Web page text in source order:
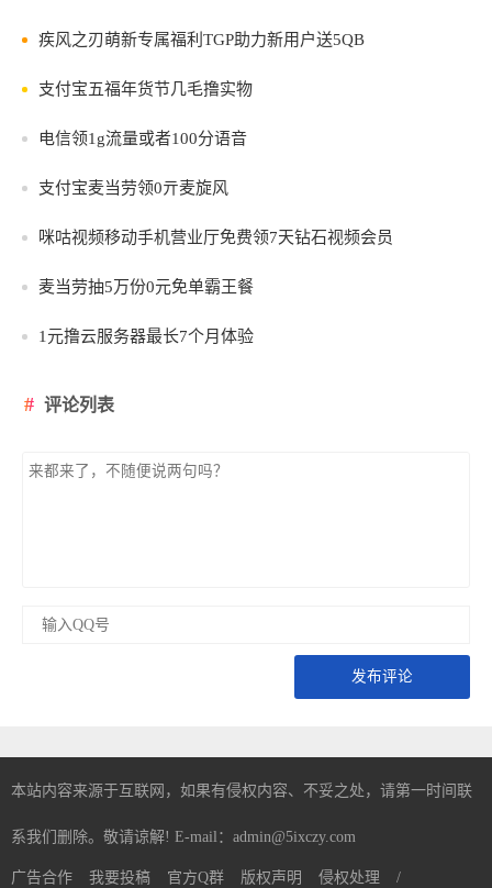
疾风之刃萌新专属福利TGP助力新用户送5QB
支付宝五福年货节几毛撸实物
电信领1g流量或者100分语音
支付宝麦当劳领0亓麦旋风
咪咕视频移动手机营业厅免费领7天钻石视频会员
麦当劳抽5万份0元免单霸王餐
1元撸云服务器最长7个月体验
评论列表
发布评论
本站内容来源于互联网，如果有侵权内容、不妥之处，请第一时间联
系我们删除。敬请谅解! E-mail：admin@5ixczy.com
广告合作 我要投稿 官方Q群 版权声明 侵权处理 /